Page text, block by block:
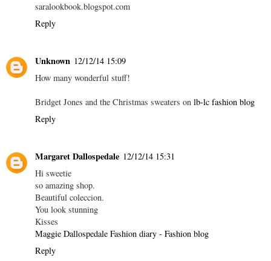
saralookbook.blogspot.com
Reply
Unknown 12/12/14 15:09
How many wonderful stuff!
Bridget Jones and the Christmas sweaters on lb-lc fashion blog
Reply
Margaret Dallospedale 12/12/14 15:31
Hi sweetie
so amazing shop.
Beautiful coleccion.
You look stunning
Kisses
Maggie Dallospedale Fashion diary - Fashion blog
Reply